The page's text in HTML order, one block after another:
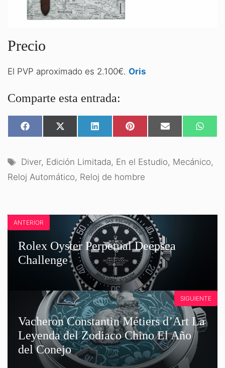
Precio
El PVP aproximado es 2.100€. Oris
Comparte esta entrada:
COMPARTIR
EN
COMPARTIR
EN
COMPARTIR
EN
COMPARTIR
EN
COMPARTIR
EN
EN
Etiquetas
Diver, Edición Limitada, En el Estudio, Mecánico,
Reloj Automático, Reloj de hombre
ANTERIOR
Rolex Oyster Perpetual Deepsea
Challenge
Vacheron Constantin Métiers d’Art La
Leyenda del Zodiaco Chino El Año
del Conejo
SIGUIENTE